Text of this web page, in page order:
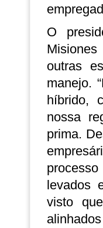
O
outras
manejo.
híbrido,
nossa
prima.
levados
visto